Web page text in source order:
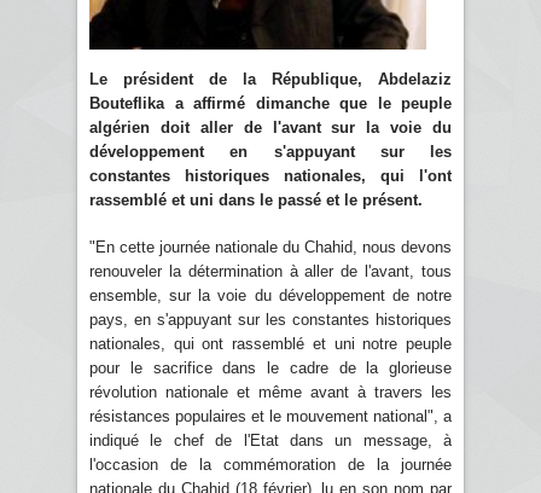
Le président de la République, Abdelaziz
Bouteflika a affirmé dimanche que le peuple
algérien doit aller de l'avant sur la voie du
développement en s'appuyant sur les
constantes historiques nationales, qui l'ont
rassemblé et uni dans le passé et le présent.
"En cette journée nationale du Chahid, nous devons
renouveler la détermination à aller de l'avant, tous
ensemble, sur la voie du développement de notre
pays, en s'appuyant sur les constantes historiques
nationales, qui ont rassemblé et uni notre peuple
pour le sacrifice dans le cadre de la glorieuse
révolution nationale et même avant à travers les
résistances populaires et le mouvement national", a
indiqué le chef de l'Etat dans un message, à
l'occasion de la commémoration de la journée
nationale du Chahid (18 février), lu en son nom par